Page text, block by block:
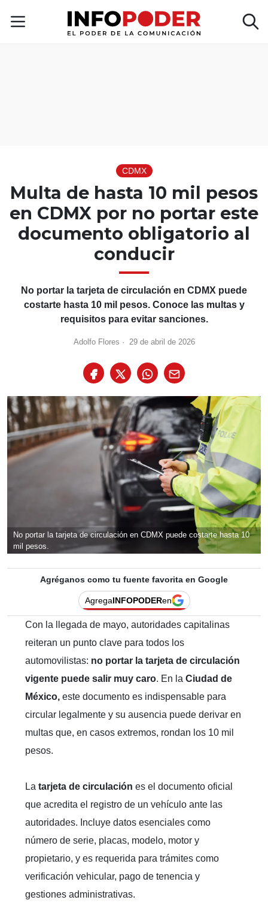
CDMX
Multa de hasta 10 mil pesos
en CDMX por no portar este
documento obligatorio al
conducir
No portar la tarjeta de circulación en CDMX puede
costarte hasta 10 mil pesos. Conoce las multas y
requisitos para evitar sanciones.
Adolfo Flores · 29 de abril de 2026
No portar la tarjeta de circulación en CDMX puede costarte hasta 10
mil pesos.
Agréganos como tu fuente favorita en Google
AgregaINFOPODERen
Con la llegada de mayo, autoridades capitalinas
reiteran un punto clave para todos los
automovilistas: no portar la tarjeta de circulación
vigente puede salir muy caro. En la Ciudad de
México, este documento es indispensable para
circular legalmente y su ausencia puede derivar en
multas que, en casos extremos, rondan los 10 mil
pesos.
La tarjeta de circulación es el documento oficial
que acredita el registro de un vehículo ante las
autoridades. Incluye datos esenciales como
número de serie, placas, modelo, motor y
propietario, y es requerida para trámites como
verificación vehicular, pago de tenencia y
gestiones administrativas.